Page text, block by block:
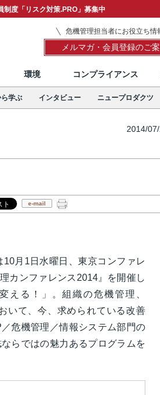
制度「リスク対策.PRO」募集中
危機管理担当者にお役立ち情
メルマガ・会員登録のご
環境 コンプライアンス
学ぶ インタビュー ニュープロダクツ
2014/07/
e-mail
月1日水曜日、東京コンファレ
カンファレンス2014』を開催し
える！」。組織の危機管理、
いて、今、求められている改善
危機管理／情報システム部門の
らではの魅力あるプログラムを